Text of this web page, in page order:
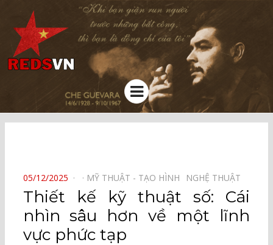
Kênh chia sẻ tri thức cộng đồng
Menu
POSTED
ON
05/12/2025 MỸ THUẬT - TẠO HÌNH⠀ NGHỆ THUẬT⠀
Thiết kế kỹ thuật số: Cái
nhìn sâu hơn về một lĩnh
vực phức tạp